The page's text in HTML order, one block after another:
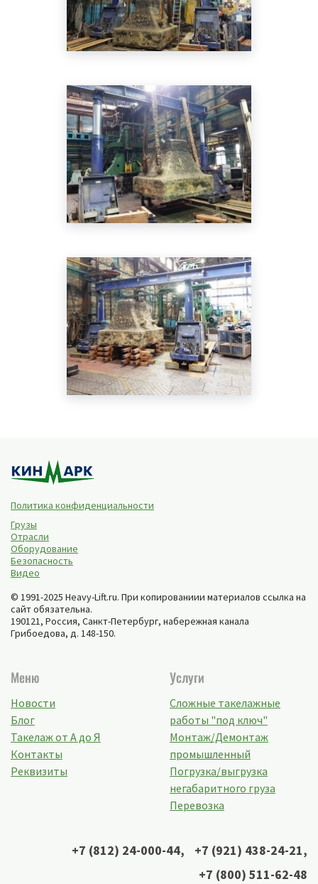
Политика конфиденциальности
Грузы
Отрасли
Оборудование
Безопасность
Видео
© 1991-2025 Heavy-Lift.ru. При копированиии материалов ссылка на
сайт обязательна.
190121, Россия, Санкт-Петербург, набережная канала
Грибоедова, д. 148-150.
Меню
Новости
Блог
Такелаж от А до Я
Контакты
Реквизиты
Услуги
Сложные такелажные
работы "под ключ"
Монтаж/Демонтаж
промышленный
Погрузка/выгрузка
негабаритного груза
Перевозка
+7 (812) 24-000-44, +7 (921) 438-24-21,
+7 (800) 511-62-48